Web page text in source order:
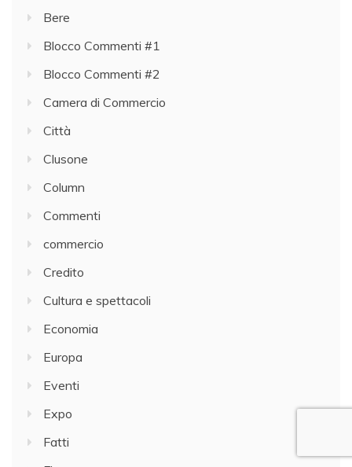
Bere
Blocco Commenti #1
Blocco Commenti #2
Camera di Commercio
Città
Clusone
Column
Commenti
commercio
Credito
Cultura e spettacoli
Economia
Europa
Eventi
Expo
Fatti